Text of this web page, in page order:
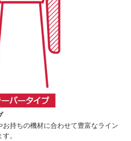
お持ちの機材に合わせて豊富なライン
。